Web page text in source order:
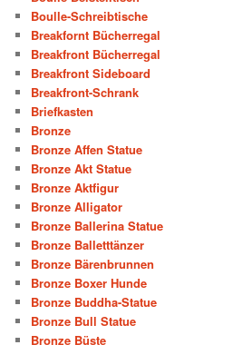
Boulle-Schreibtische
Breakfornt Bücherregal
Breakfront Bücherregal
Breakfront Sideboard
Breakfront-Schrank
Briefkasten
Bronze
Bronze Affen Statue
Bronze Akt Statue
Bronze Aktfigur
Bronze Alligator
Bronze Ballerina Statue
Bronze Balletttänzer
Bronze Bärenbrunnen
Bronze Boxer Hunde
Bronze Buddha-Statue
Bronze Bull Statue
Bronze Büste